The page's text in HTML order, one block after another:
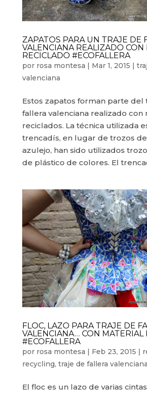
ZAPATOS PARA UN TRAJE DE
VALENCIANA REALIZADO CON
RECICLADO #ECOFALLERA
por rosa montesa Mar 1, 2015
valenciana
Estos zapatos forman parte del
fallera valenciana realizado con
reciclados. La técnica utilizada
trencadís, en lugar de trozos
azulejo, han sido utilizados
de plástico de colores. El
FLOC, LAZO PARA TRAJE DE
VALENCIANA… CON MATERIAL
#ECOFALLERA
por rosa montesa Feb 23, 2015
recycling, traje de fallera valenciana
El floc es un lazo de varias